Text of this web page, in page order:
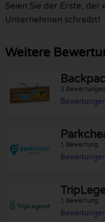
Seien Sie der Erste,
Unternehmen schreibt!
Weitere
3 Bewertungen
1 Bewertung
1 Bewertung